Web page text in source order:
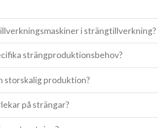
i strängtillverkning?
strängproduktionsbehov?
storskalig produktion?
på strängar?